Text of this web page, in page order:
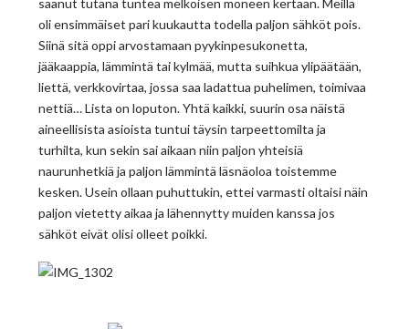
oli ensimmäiset pari kuukautta todella paljon sähköt pois.
Siinä sitä oppi arvostamaan pyykinpesukonetta,
jääkaappia, lämmintä tai kylmää, mutta suihkua ylipäätään,
liettä, verkkovirtaa, jossa saa ladattua puhelimen, toimivaa
nettiä… Lista on loputon. Yhtä kaikki, suurin osa näistä
aineellisista asioista tuntui täysin tarpeettomilta ja
turhilta, kun sekin sai aikaan niin paljon yhteisiä
naurunhetkiä ja paljon lämmintä läsnäoloa toistemme
kesken. Usein ollaan puhuttukin, ettei varmasti oltaisi näin
paljon vietetty aikaa ja lähennytty muiden kanssa jos
sähköt eivät olisi olleet poikki.